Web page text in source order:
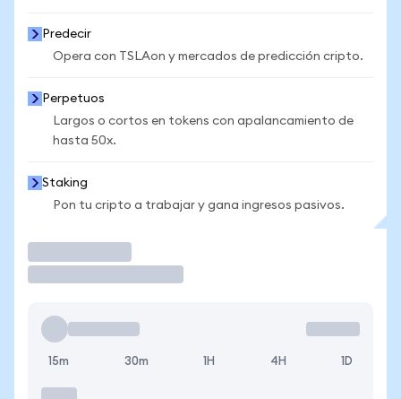
Predecir
Opera con TSLAon y mercados de predicción cripto.
Perpetuos
Largos o cortos en tokens con apalancamiento de
hasta 50x.
Staking
Pon tu cripto a trabajar y gana ingresos pasivos.
15m 30m 1H 4H 1D